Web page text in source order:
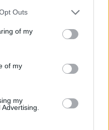
uses one or more Google
You may click to
and its third-party tags to
purposes in below Google
Outs
of my
of my
my
mafia uccide solo
Krypton (Krypton)